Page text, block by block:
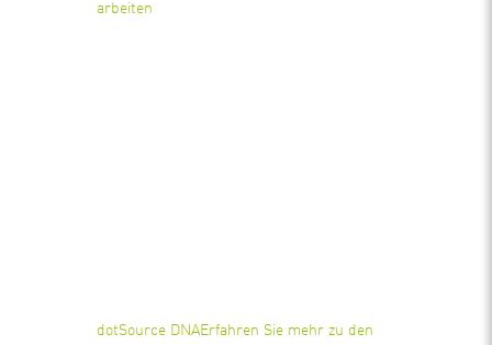
arbeiten
dotSource DNAErfahren Sie mehr zu den